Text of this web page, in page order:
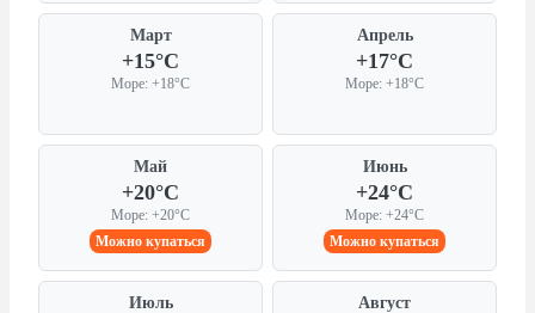
Март
+15°C
Море: +18°C
Апрель
+17°C
Море: +18°C
Май
+20°C
Море: +20°C
Можно купаться
Июнь
+24°C
Море: +24°C
Можно купаться
Июль Август